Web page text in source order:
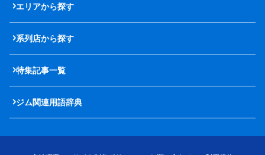
エリアから探す
系列店から探す
特集記事一覧
ジム関連用語辞典